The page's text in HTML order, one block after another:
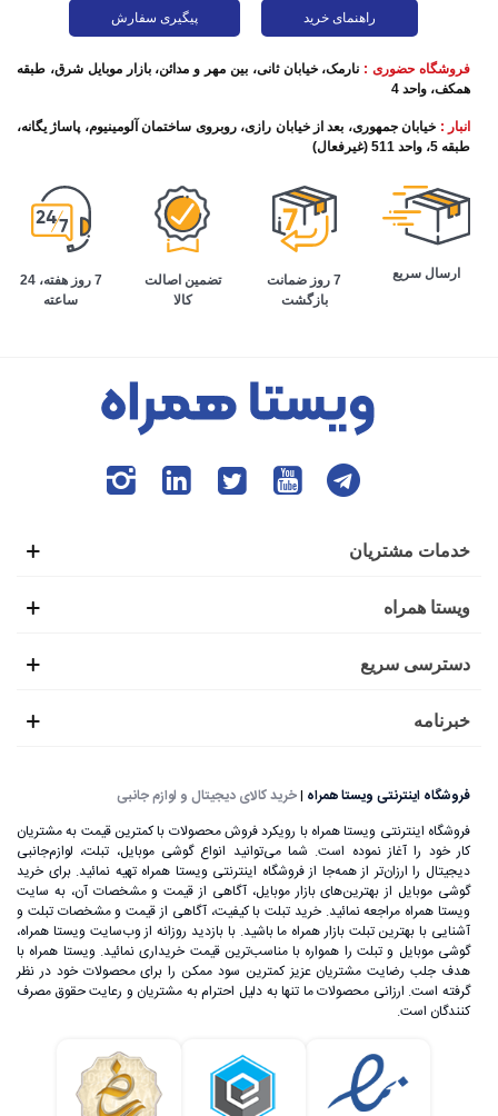
راهنمای خرید پیگیری سفارش
فروشگاه حضوری : نارمک، خیابان ثانی، بین مهر و مدائن، بازار موبایل شرق، طبقه
همکف، واحد 4
انبار : خیابان جمهوری، بعد از خیابان رازی، روبروی ساختمان آلومینیوم، پاساژ یگانه،
طبقه 5، واحد 511 (غیرفعال)
ارسال سریع
7 روز ضمانت
بازگشت
تضمین اصالت
کالا
7 روز هفته، 24
ساعته
خدمات مشتریان
ویستا همراه
دسترسی سریع
خبرنامه
فروشگاه اینترنتی ویستا همراه |خرید کالای دیجیتال و لوازم جانبی
فروشگاه اینترنتی ویستا همراه با رویکرد فروش محصولات با کمترین قیمت به مشتریان
کار خود را آغاز نموده است. شما می‌توانید انواع گوشی موبایل، تبلت، لوازم‌جانبی
دیجیتال را ارزان‌تر از همه‌جا از فروشگاه اینترنتی ویستا همراه تهیه نمائید. برای خرید
گوشی موبایل از بهترین‌های بازار موبایل، آگاهی از قیمت و مشخصات آن، به ‌سایت
ویستا همراه مراجعه نمائید. خرید تبلت با کیفیت، آگاهی از قیمت و مشخصات تبلت و
آشنایی با بهترین تبلت بازار همراه ما باشید. با بازدید روزانه از وب‌سایت ویستا همراه،
گوشی موبایل و تبلت را همواره با مناسب‌ترین قیمت خریداری نمائید. ویستا همراه با
هدف جلب رضایت مشتریان عزیز کمترین سود ممکن را برای محصولات خود در نظر
گرفته است. ارزانی محصولات ما تنها به دلیل احترام به مشتریان و رعایت حقوق مصرف
کنندگان است.